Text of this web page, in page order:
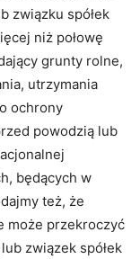
związku spółek
niż połowę
grunty rolne,
utrzymania
ochrony
powodzią lub
będących w
też, że
może przekroczyć
związek spółek